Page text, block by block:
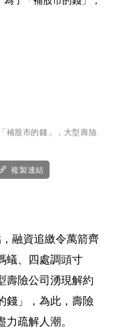
補股市的錢」，大型壽險
複製連結
融資追繳令萬箭齊
蟻、四處調頭寸
壽險公司湧現解約
錢」，為此，壽險
疏解人潮。